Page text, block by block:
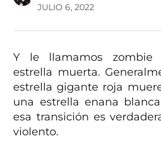
JULIO 6, 2022
Y le llamamos zombie
estrella muerta.
estrella gigante roja
una estrella enana
esa transición es
violento.